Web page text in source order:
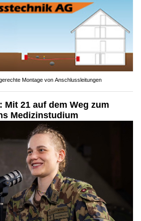
Montage von Anschlussleitungen
Mit 21 auf dem Weg zum
Medizinstudium